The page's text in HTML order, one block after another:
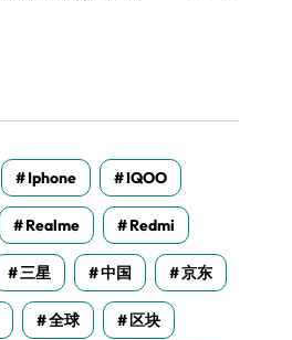
Iphone IQOO
Realme Redmi
三星 中国 京东
全球 区块